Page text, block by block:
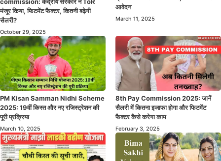
commission: केंद्रीय सरकार ने ToR
मंजूर किया, फिटमेंट फैक्टर, कितनी बढ़ेगी
सैलरी?
October 29, 2025
आवेदन
March 11, 2025
PM Kisan Samman Nidhi Scheme
2025: 19वीं किस्त और नए रजिस्ट्रेशन की
पूरी प्रक्रिया
March 10, 2025
8th Pay Commission 2025: जानें
सैलरी में कितना इजाफा होगा और फिटमेंट
फैक्टर कैसे करेगा काम
February 3, 2025